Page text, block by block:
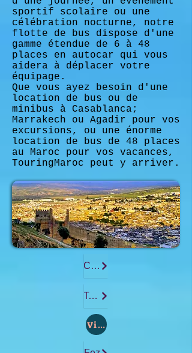
sportif scolaire ou une
célébration nocturne, notre
flotte de bus dispose d'une
gamme étendue de 6 à 48
places en autocar qui vous
aidera à déplacer votre
équipage.
Que vous ayez besoin d'une
location de bus ou de
minibus à Casablanca;
Marrakech ou Agadir pour vos
excursions, ou une énorme
location de bus de 48 places
au Maroc pour vos vacances,
TouringMaroc peut y arriver.
Casablanca
Tanger
Ville :